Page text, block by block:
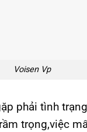
Voisen Vp
phải tình
trọng,việc